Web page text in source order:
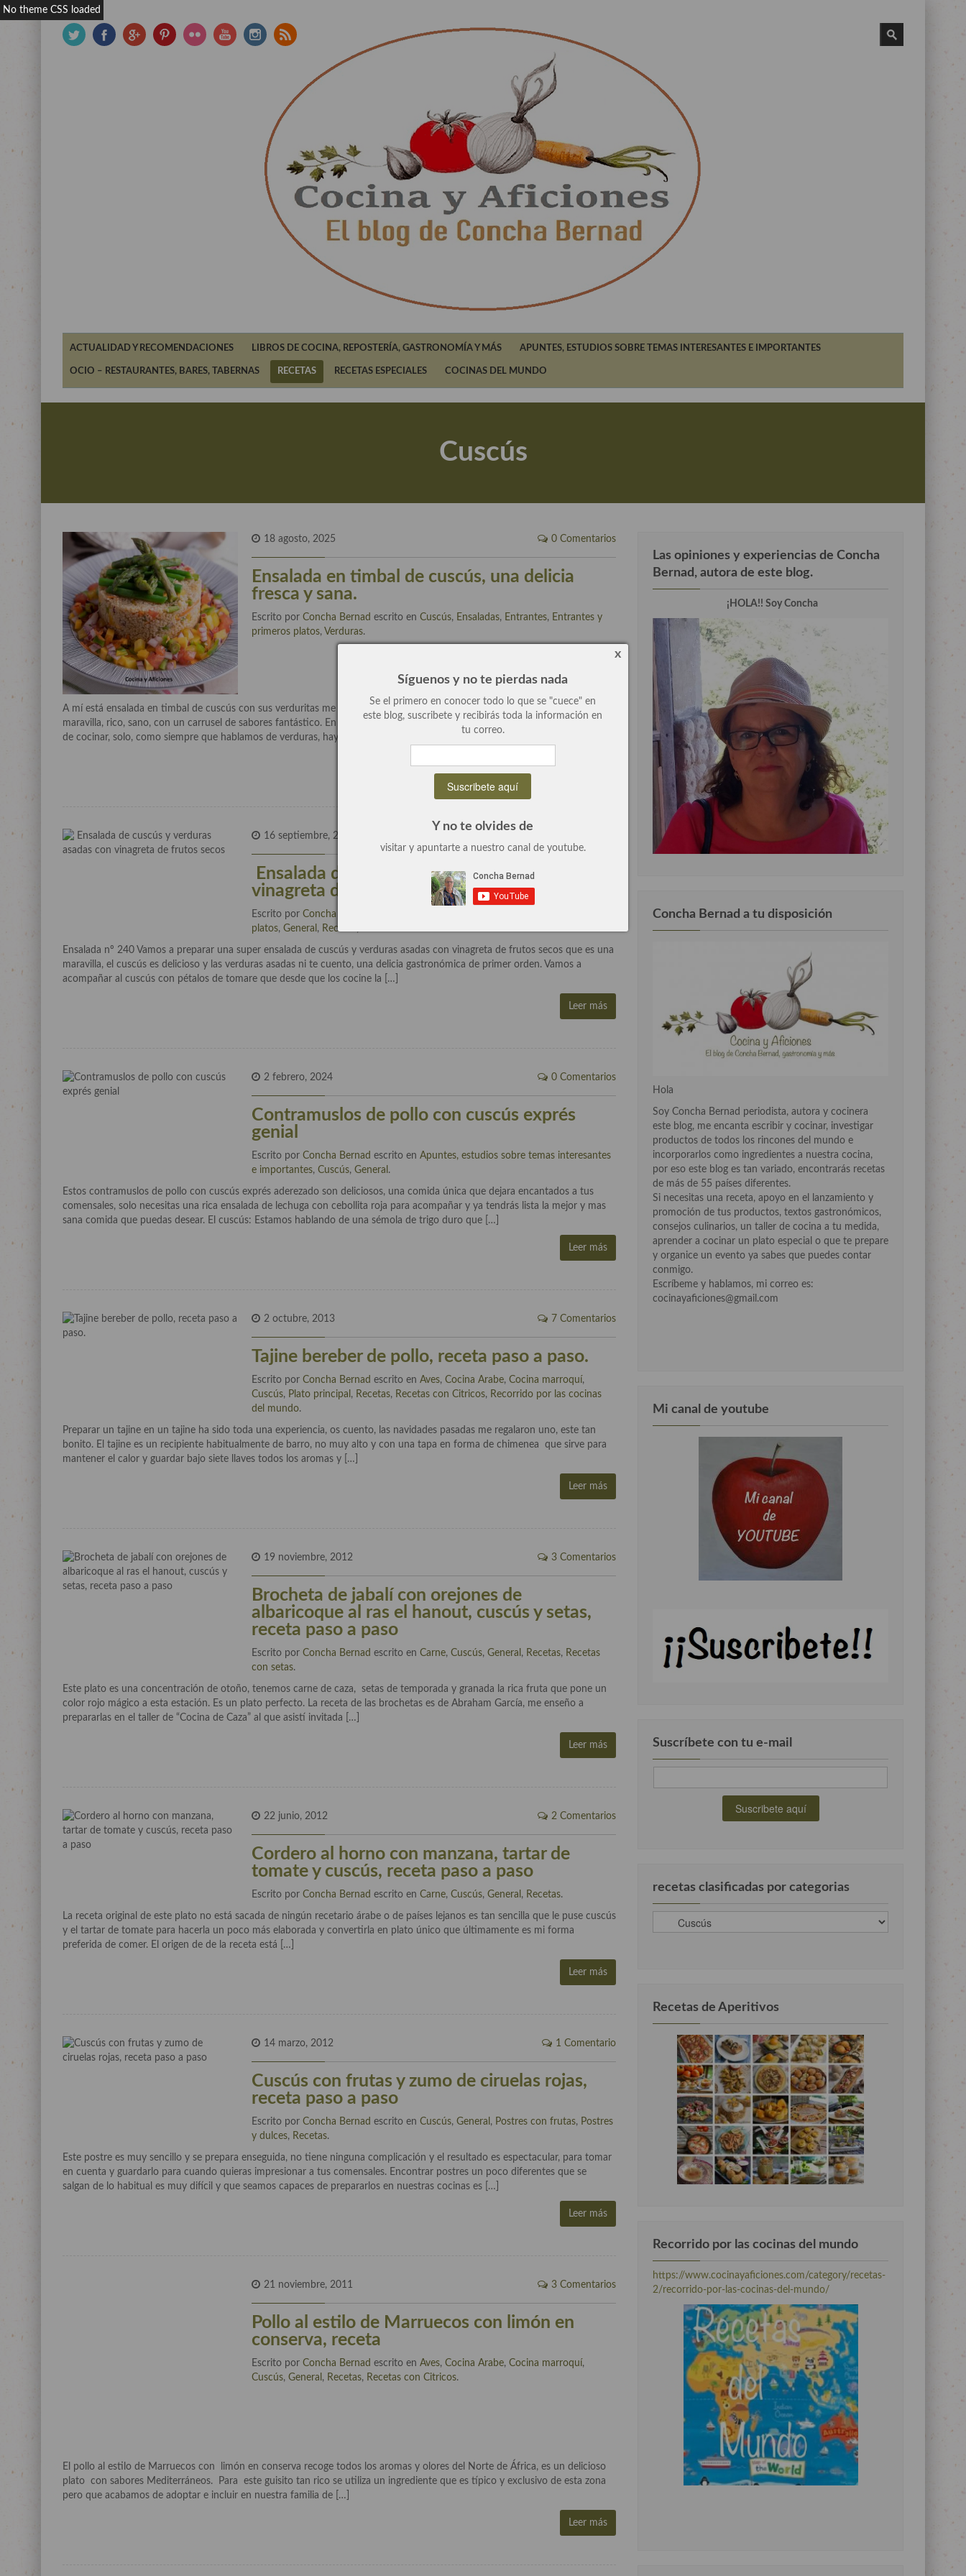
ACTUALIDAD Y RECOMENDACIONES LIBROS DE COCINA, REPOSTERÍA, GASTRONOMÍA Y MÁS APUNTES, ESTUDIOS SOBRE TEMAS INTERESANTES E IMPORTANTES
OCIO – RESTAURANTES, BARES, TABERNAS RECETAS RECETAS ESPECIALES COCINAS DEL MUNDO
Cuscús
18 agosto, 2025 0 Comentarios
Ensalada en timbal de cuscús, una delicia
fresca y sana.
Escrito porConcha Bernad escrito enCuscús, Ensaladas, Entrantes, Entrantes y
primeros platos, Verduras.
A mí está ensalada en timbal de cuscús con sus verduritas me parece un lujo gastronómico, un platazo veggie que es una
maravilla, rico, sano, con un carrusel de sabores fantástico. En resumen, es una comida sencilla pero brutal. Además, es fácil
de cocinar, solo, como siempre que hablamos de verduras, hay que picar mucho. […]
16 septiembre, 2024
Ensalada de cuscús y verduras asadas con
vinagreta de frutos secos
Escrito porConcha Bernad
platos,General , Recetas
Ensalada nº 240 Vamos a preparar una super ensalada de cuscús y verduras asadas con vinagreta de frutos secos que es una
maravilla, el cuscús es delicioso y las verduras asadas ni te cuento, una delicia gastronómica de primer orden. Vamos a
acompañar al cuscús con pétalos de tomare que desde que los cocine la […]
Leer más
2 febrero, 2024 0 Comentarios
Contramuslos de pollo con cuscús exprés
genial
Escrito porConcha Bernad escrito enApuntes, estudios sobre temas interesantes
e importantes,Cuscús,General .
Estos contramuslos de pollo con cuscús exprés aderezado son deliciosos, una comida única que dejara encantados a tus
comensales, solo necesitas una rica ensalada de lechuga con cebollita roja para acompañar y ya tendrás lista la mejor y mas
sana comida que puedas desear. El cuscús: Estamos hablando de una sémola de trigo duro que […]
Leer más
2 octubre, 2013 7 Comentarios
Tajine bereber de pollo, receta paso a paso.
Escrito porConcha Bernad escrito enAves,Cocina Arabe,Cocina marroquí,
Cuscús, Plato principal , Recetas, Recetas con Citricos, Recorrido por las cocinas
del mundo.
Preparar un tajine en un tajine ha sido toda una experiencia, os cuento, las navidades pasadas me regalaron uno, este tan
bonito. El tajine es un recipiente habitualmente de barro, no muy alto y con una tapa en forma de chimenea que sirve para
mantener el calor y guardar bajo siete llaves todos los aromas y […]
Leer más
19 noviembre, 2012 3 Comentarios
Brocheta de jabalí con orejones de
albaricoque al ras el hanout, cuscús y setas,
receta paso a paso
Escrito porConcha Bernad escrito enCarne,Cuscús,General , Recetas, Recetas
con setas.
Este plato es una concentración de otoño, tenemos carne de caza, setas de temporada y granada la rica fruta que pone un
color rojo mágico a esta estación. Es un plato perfecto. La receta de las brochetas es de Abraham García, me enseño a
prepararlas en el taller de “Cocina de Caza” al que asistí invitada […]
Leer más
22 junio, 2012 2 Comentarios
Cordero al horno con manzana, tartar de
tomate y cuscús, receta paso a paso
Escrito porConcha Bernad escrito enCarne,Cuscús,General , Recetas.
La receta original de este plato no está sacada de ningún recetario árabe o de países lejanos es tan sencilla que le puse cuscús
y el tartar de tomate para hacerla un poco más elaborada y convertirla en plato único que últimamente es mi forma
preferida de comer. El origen de de la receta está […]
Leer más
14 marzo, 2012 1 Comentario
Cuscús con frutas y zumo de ciruelas rojas,
receta paso a paso
Escrito porConcha Bernad escrito enCuscús,General , Postres con frutas, Postres
y dulces, Recetas.
Este postre es muy sencillo y se prepara enseguida, no tiene ninguna complicación y el resultado es espectacular, para tomar
en cuenta y guardarlo para cuando quieras impresionar a tus comensales. Encontrar postres un poco diferentes que se
salgan de lo habitual es muy difícil y que seamos capaces de prepararlos en nuestras cocinas es […]
Leer más
21 noviembre, 2011 3 Comentarios
Pollo al estilo de Marruecos con limón en
conserva, receta
Escrito porConcha Bernad escrito enAves,Cocina Arabe,Cocina marroquí,
Cuscús,General , Recetas, Recetas con Citricos.
El pollo al estilo de Marruecos con limón en conserva recoge todos los aromas y olores del Norte de África, es un delicioso
plato con sabores Mediterráneos. Para este guisito tan rico se utiliza un ingrediente que es típico y exclusivo de esta zona
pero que acabamos de adoptar e incluir en nuestra familia de […]
Leer más
Las opiniones y experiencias de Concha
Bernad, autora de este blog.
¡HOLA!! Soy Concha
Concha Bernad a tu disposición
Hola
Soy Concha Bernad periodista, autora y cocinera
este blog, me encanta escribir y cocinar, investigar
productos de todos los rincones del mundo e
incorporarlos como ingredientes a nuestra cocina,
por eso este blog es tan variado, encontrarás recetas
de más de 55 países diferentes.
Si necesitas una receta, apoyo en el lanzamiento y
promoción de tus productos, textos gastronómicos,
consejos culinarios, un taller de cocina a tu medida,
aprender a cocinar un plato especial o que te prepare
y organice un evento ya sabes que puedes contar
conmigo.
Escríbeme y hablamos, mi correo es:
cocinayaficiones@gmail.com
Mi canal de youtube
Suscríbete con tu e-mail
recetas clasificadas por categorias
recetas
clasificadas
Recetas de Aperitivos
Recorrido por las cocinas del mundo
https://www.cocinayaficiones.com/category/recetas-
2/recorrido-por-las-cocinas-del-mundo/
x
Síguenos y no te pierdas nada
Se el primero en conocer todo lo que se "cuece" en
este blog, suscribete y recibirás toda la información en
tu correo.
Y no te olvides de
visitar y apuntarte a nuestro canal de youtube.
No theme CSS loaded